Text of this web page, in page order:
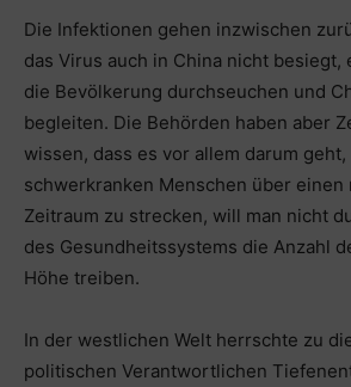
Die Infektionen gehen inzwischen
das Virus auch in China nicht besiegt,
die Bevölkerung durchseuchen und
begleiten. Die Behörden haben aber
wissen, dass es vor allem darum
schwerkranken Menschen über einen
Zeitraum zu strecken, will man nicht
des Gesundheitssystems die Anzahl
Höhe treiben.
In der westlichen Welt herrschte zu
politischen Verantwortlichen